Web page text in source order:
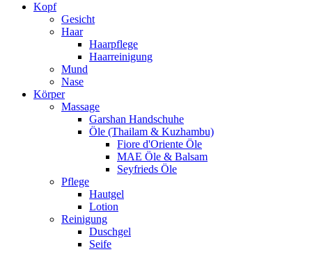
Kopf
Gesicht
Haar
Haarpflege
Haarreinigung
Mund
Nase
Körper
Massage
Garshan Handschuhe
Öle (Thailam & Kuzhambu)
Fiore d'Oriente Öle
MAE Öle & Balsam
Seyfrieds Öle
Pflege
Hautgel
Lotion
Reinigung
Duschgel
Seife